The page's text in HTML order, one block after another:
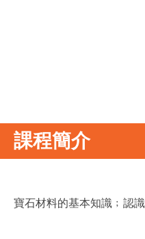
課程簡介
寶石材料的基本知識﹔認